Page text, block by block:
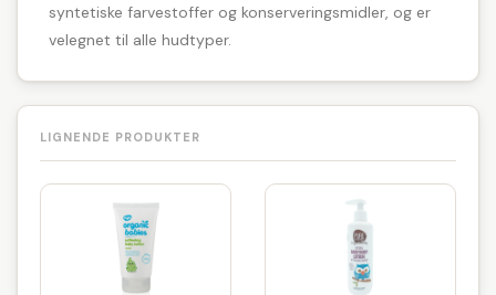
syntetiske farvestoffer og konserveringsmidler, og er
velegnet til alle hudtyper.
LIGNENDE PRODUKTER